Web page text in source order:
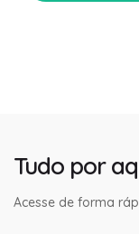
Tudo por
Acesse de forma